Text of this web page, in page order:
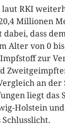
RKI
Millionen
dass
Alter von 0 bis
zur
an der
liegt das
Holstein